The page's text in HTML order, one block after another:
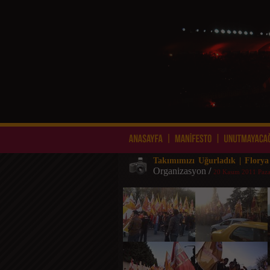
Takımımızı Uğurladık | Florya
Organizasyon / 20 Kasım 2011